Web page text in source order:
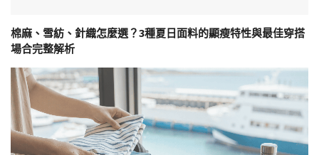
棉麻、雪紡、針織怎麼選？3種夏日面料的顯瘦特性與最佳穿搭
場合完整解析